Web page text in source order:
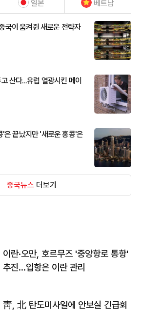
일본 베트남
국이 움켜쥔 새로운 전략자
산다...유럽 열광시킨 메이
은 끝났지만 '새로운 홍콩'은
중국뉴스 더보기
이란·오만, 호르무즈 '중앙항로 통항'
추진…입항은 이란 관리
靑, 北 탄도미사일에 안보실 긴급회